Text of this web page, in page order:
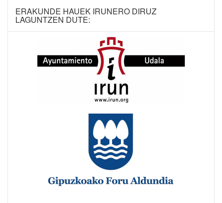
ERAKUNDE HAUEK IRUNERO DIRUZ
LAGUNTZEN DUTE: